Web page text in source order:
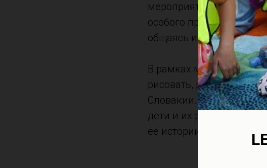
мероприятии - Pohoda
особого пространства
общаясь и развиваясь.
В рамках мероприятия,
рисовать,
Словакии. Был
дети и их родители
ее истории, культуре и